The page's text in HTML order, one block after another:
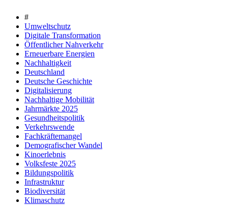
#
Umweltschutz
Digitale Transformation
Öffentlicher Nahverkehr
Erneuerbare Energien
Nachhaltigkeit
Deutschland
Deutsche Geschichte
Digitalisierung
Nachhaltige Mobilität
Jahrmärkte 2025
Gesundheitspolitik
Verkehrswende
Fachkräftemangel
Demografischer Wandel
Kinoerlebnis
Volksfeste 2025
Bildungspolitik
Infrastruktur
Biodiversität
Klimaschutz